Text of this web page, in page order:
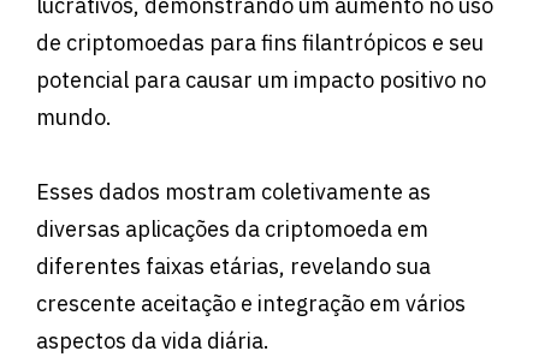
de criptomoedas para fins filantrópicos e seu
potencial para causar um impacto positivo no
mundo.
Esses dados mostram coletivamente as
diversas aplicações da criptomoeda em
diferentes faixas etárias, revelando sua
crescente aceitação e integração em vários
aspectos da vida diária.